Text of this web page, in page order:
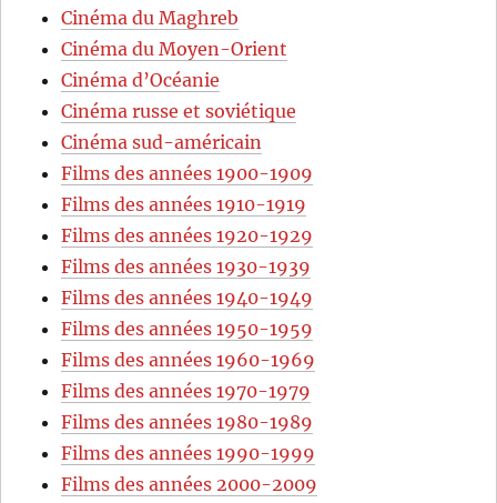
Cinéma du Maghreb
Cinéma du Moyen-Orient
Cinéma d’Océanie
Cinéma russe et soviétique
Cinéma sud-américain
Films des années 1900-1909
Films des années 1910-1919
Films des années 1920-1929
Films des années 1930-1939
Films des années 1940-1949
Films des années 1950-1959
Films des années 1960-1969
Films des années 1970-1979
Films des années 1980-1989
Films des années 1990-1999
Films des années 2000-2009